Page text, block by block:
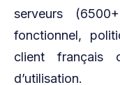
serveurs
fonctionnel,
client français
d’utilisation.